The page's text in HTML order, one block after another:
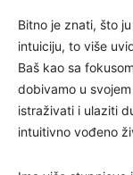
Bitno je znati, što
intuiciju, to više
Baš kao sa
dobivamo u
istraživati i ulaziti
intuitivno vođeno